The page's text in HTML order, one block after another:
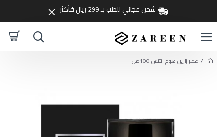
شحن مجاني للطب بـ 299 ريال فأكثر
عطر زارين هوم انتنس 100مل